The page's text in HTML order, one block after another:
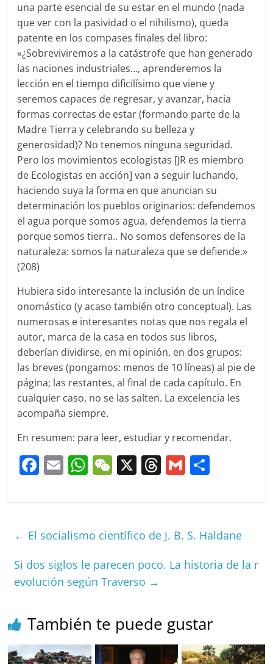
una parte esencial de su estar en el mundo (nada
que ver con la pasividad o el nihilismo), queda
patente en los compases finales del libro:
«¿Sobreviviremos a la catástrofe que han generado
las naciones industriales…, aprenderemos la
lección en el tiempo dificilísimo que viene y
seremos capaces de regresar, y avanzar, hacia
formas correctas de estar (formando parte de la
Madre Tierra y celebrando su belleza y
generosidad)? No tenemos ninguna seguridad.
Pero los movimientos ecologistas [JR es miembro
de Ecologistas en acción] van a seguir luchando,
haciendo suya la forma en que anuncian su
determinación los pueblos originarios: defendemos
el agua porque somos agua, defendemos la tierra
porque somos tierra.. No somos defensores de la
naturaleza: somos la naturaleza que se defiende.»
(208)
Hubiera sido interesante la inclusión de un índice
onomástico (y acaso también otro conceptual). Las
numerosas e interesantes notas que nos regala el
autor, marca de la casa en todos sus libros,
deberían dividirse, en mi opinión, en dos grupos:
las breves (pongamos: menos de 10 líneas) al pie de
página; las restantes, al final de cada capítulo. En
cualquier caso, no se las salten. La excelencia les
acompaña siempre.
En resumen: para leer, estudiar y recomendar.
F
b
o
o
E W
A
p
p
W
at
X T
d
s
G
ar
tir
← El socialismo científico de J. B. S. Haldane
Si dos siglos le parecen poco. La historia de la r
evolución según Traverso →
También te puede gustar